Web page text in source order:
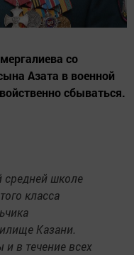
со
Азата в военной
сбываться.
средней школе
класса
Казани.
в течение всех